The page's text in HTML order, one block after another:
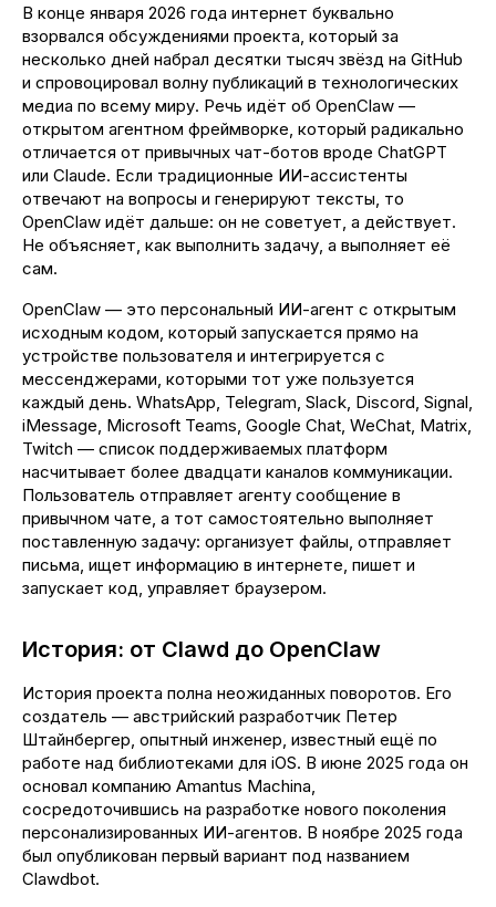
В конце января 2026 года интернет буквально
взорвался обсуждениями проекта, который за
несколько дней набрал десятки тысяч звёзд на GitHub
и спровоцировал волну публикаций в технологических
медиа по всему миру. Речь идёт об OpenClaw —
открытом агентном фреймворке, который радикально
отличается от привычных чат-ботов вроде ChatGPT
или Claude. Если традиционные ИИ-ассистенты
отвечают на вопросы и генерируют тексты, то
OpenClaw идёт дальше: он не советует, а действует.
Не объясняет, как выполнить задачу, а выполняет её
сам.
OpenClaw — это персональный ИИ-агент с открытым
исходным кодом, который запускается прямо на
устройстве пользователя и интегрируется с
мессенджерами, которыми тот уже пользуется
каждый день. WhatsApp, Telegram, Slack, Discord, Signal,
iMessage, Microsoft Teams, Google Chat, WeChat, Matrix,
Twitch — список поддерживаемых платформ
насчитывает более двадцати каналов коммуникации.
Пользователь отправляет агенту сообщение в
привычном чате, а тот самостоятельно выполняет
поставленную задачу: организует файлы, отправляет
письма, ищет информацию в интернете, пишет и
запускает код, управляет браузером.
История: от Clawd до OpenClaw
История проекта полна неожиданных поворотов. Его
создатель — австрийский разработчик Петер
Штайнбергер, опытный инженер, известный ещё по
работе над библиотеками для iOS. В июне 2025 года он
основал компанию Amantus Machina,
сосредоточившись на разработке нового поколения
персонализированных ИИ-агентов. В ноябре 2025 года
был опубликован первый вариант под названием
Clawdbot.